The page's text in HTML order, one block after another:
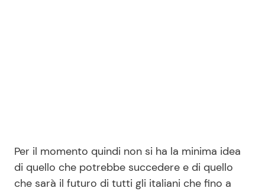
Per il momento quindi non si ha la minima idea
di quello che potrebbe succedere e di quello
che sarà il futuro di tutti gli italiani che fino a